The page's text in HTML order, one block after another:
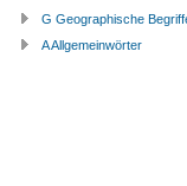
G Geographische
A Allgemeinwörter